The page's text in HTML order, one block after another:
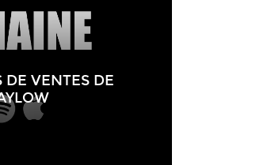
DE VENTES DE